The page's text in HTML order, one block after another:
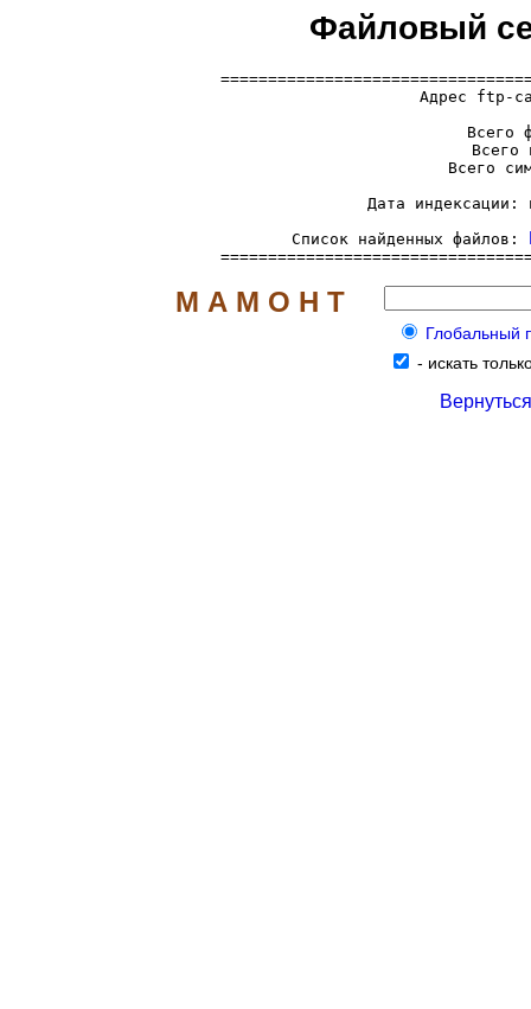
Файловый
Адрес ftp-
Всего
Всего
Всего
Дата индексации:
     Список найденных файлов:
М А М О Н Т
Глобальный
- искать